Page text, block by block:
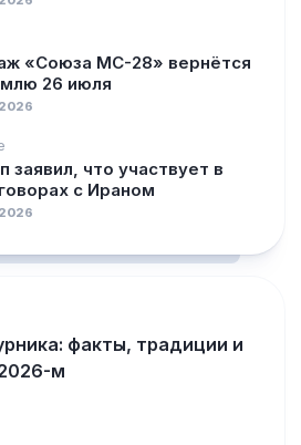
«Союза МС-28» вернётся
26 июля
заявил, что участвует в
с Ираном
факты, традиции и
м